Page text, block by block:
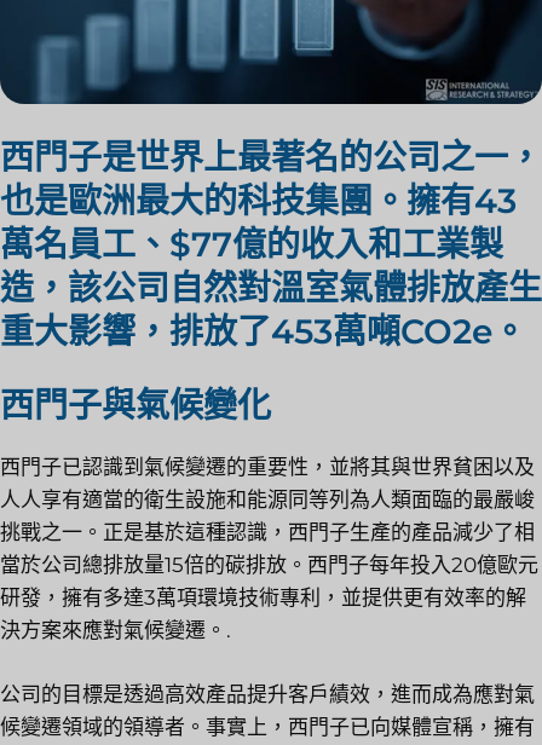
西門子是世界上最著名的公司之一，
也是歐洲最大的科技集團。擁有43
萬名員工、$77億的收入和工業製
造，該公司自然對溫室氣體排放產生
重大影響，排放了453萬噸CO2e。
西門子與氣候變化
西門子已認識到氣候變遷的重要性，並將其與世界貧困以及
人人享有適當的衛生設施和能源同等列為人類面臨的最嚴峻
挑戰之一。正是基於這種認識，西門子生產的產品減少了相
當於公司總排放量15倍的碳排放。西門子每年投入20億歐元
研發，擁有多達3萬項環境技術專利，並提供更有效率的解
決方案來應對氣候變遷。.
公司的目標是透過高效產品提升客戶績效，進而成為應對氣
候變遷領域的領導者。事實上，西門子已向媒體宣稱，擁有